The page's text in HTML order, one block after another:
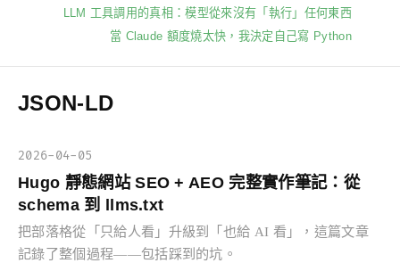
LLM 工具調用的真相：模型從來沒有「執行」任何東西
當 Claude 額度燒太快，我決定自己寫 Python
JSON-LD
2026-04-05
Hugo 靜態網站 SEO + AEO 完整實作筆記：從
schema 到 llms.txt
把部落格從「只給人看」升級到「也給 AI 看」，這篇文章
記錄了整個過程——包括踩到的坑。